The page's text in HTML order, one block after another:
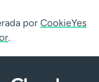
por CookieYes
.